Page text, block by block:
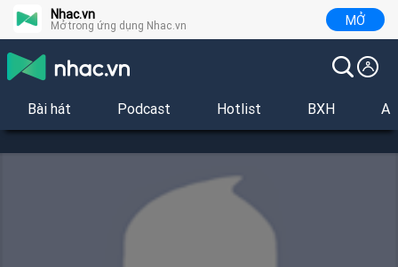
Nhac.vn
Mở trong ứng dụng Nhac.vn MỞ
Bài hát Podcast Hotlist BXH